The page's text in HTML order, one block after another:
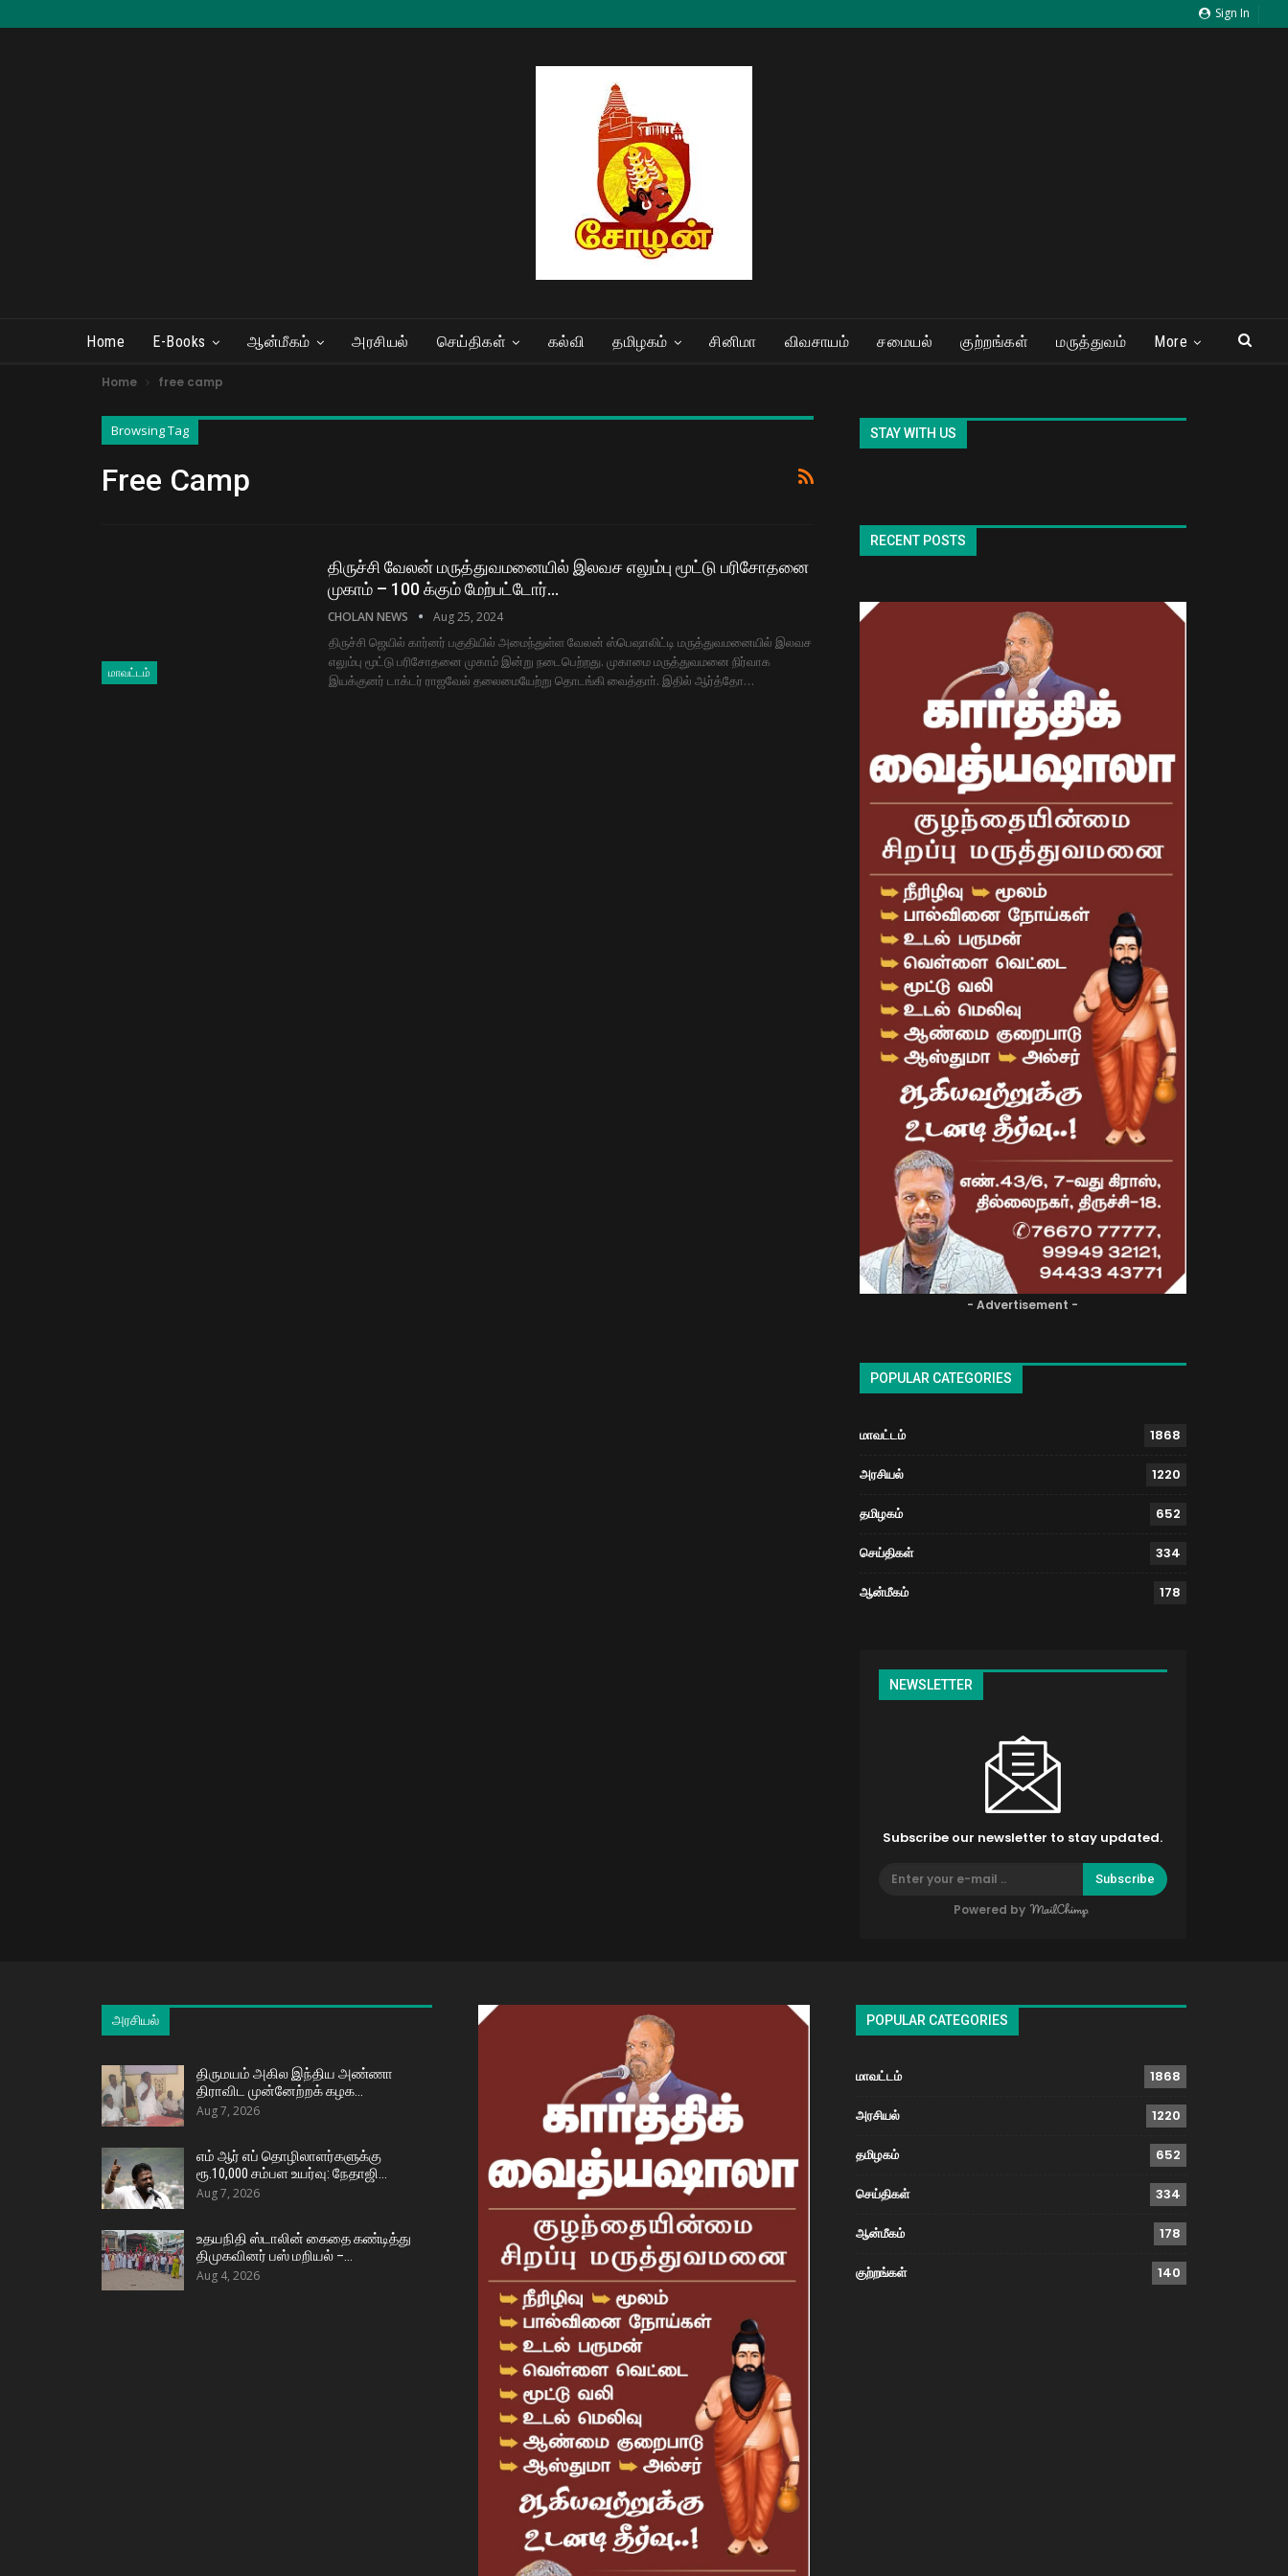
Sign In
Home E-Books ஆன்மீகம் அரசியல் செய்திகள் கல்வி தமிழகம் சினிமா விவசாயம் சமையல் குற்றங்கள் மருத்துவம் More
Home free camp
Browsing Tag
Free Camp
மாவட்டம்
திருச்சி வேலன் மருத்துவமனையில் இலவச எலும்பு மூட்டு பரிசோதனை
முகாம் – 100 க்கும் மேற்பட்டோர்…
CHOLAN NEWS Aug 25, 2024
திருச்சி ஜெயில் கார்னர் பகுதியில் அமைந்துள்ள வேலன் ஸ்பெஷாலிட்டி மருத்துவமனையில் இலவச
எலும்பு மூட்டு பரிசோதனை முகாம் இன்று நடைபெற்றது. முகாமை மருத்துவமனை நிர்வாக
இயக்குனர் டாக்டர் ராஜவேல் தலைமையேற்று தொடங்கி வைத்தாா். இதில் ஆர்த்தோ…
STAY WITH US
RECENT POSTS
- Advertisement -
POPULAR CATEGORIES
மாவட்டம் 1868
அரசியல் 1220
தமிழகம் 652
செய்திகள் 334
ஆன்மீகம் 178
NEWSLETTER
Subscribe our newsletter to stay updated.
Subscribe
Powered by
அரசியல்
திருமயம் அகில இந்திய அண்ணா
திராவிட முன்னேற்றக் கழக…
Aug 7, 2026
எம் ஆர் எப் தொழிலாளர்களுக்கு
ரூ.10,000 சம்பள உயர்வு: நேதாஜி…
Aug 7, 2026
உதயநிதி ஸ்டாலின் கைதை கண்டித்து
திமுகவினர் பஸ் மறியல் –…
Aug 4, 2026
POPULAR CATEGORIES
மாவட்டம் 1868
அரசியல் 1220
தமிழகம் 652
செய்திகள் 334
ஆன்மீகம் 178
குற்றங்கள் 140